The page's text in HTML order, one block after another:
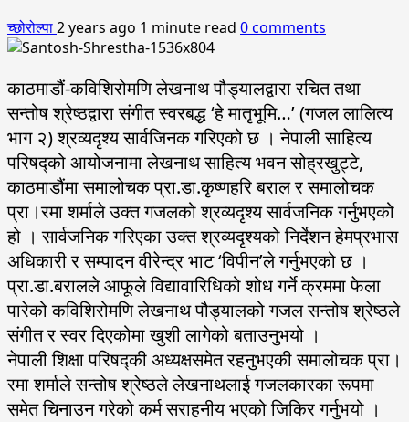
च्छोरोल्पा2 years ago 1 minute read 0 comments
काठमाडौं-कविशिरोमणि लेखनाथ पौड्यालद्वारा रचित तथा
सन्तोष श्रेष्ठद्वारा संगीत स्वरबद्ध ‘हे मातृभूमि…’ (गजल लालित्य
भाग २) श्रव्यदृश्य सार्वजिनक गरिएको छ । नेपाली साहित्य
परिषद्को आयोजनामा लेखनाथ साहित्य भवन सोह्रखुट्टे,
काठमाडौंमा समालोचक प्रा.डा.कृष्णहरि बराल र समालोचक
प्रा।रमा शर्माले उक्त गजलको श्रव्यदृश्य सार्वजनिक गर्नुभएको
हो । सार्वजनिक गरिएका उक्त श्रव्यदृश्यको निर्देशन हेमप्रभास
अधिकारी र सम्पादन वीरेन्द्र भाट ‘विपीन’ले गर्नुभएको छ ।
प्रा.डा.बरालले आफूले विद्यावारिधिको शोध गर्ने क्रममा फेला
पारेको कविशिरोमणि लेखनाथ पौड्यालको गजल सन्तोष श्रेष्ठले
संगीत र स्वर दिएकोमा खुशी लागेको बताउनुभयो ।
नेपाली शिक्षा परिषद्की अध्यक्षसमेत रहनुभएकी समालोचक प्रा।
रमा शर्माले सन्तोष श्रेष्ठले लेखनाथलाई गजलकारका रूपमा
समेत चिनाउन गरेको कर्म सराहनीय भएको जिकिर गर्नुभयो ।